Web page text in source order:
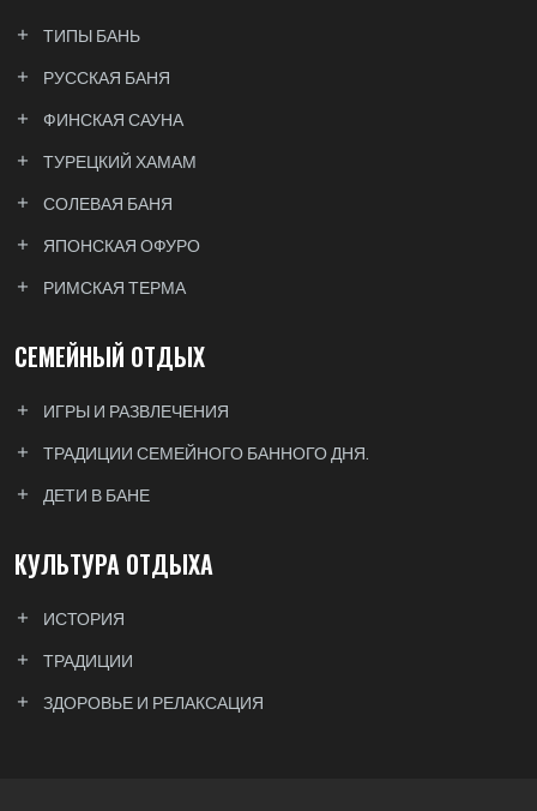
ТИПЫ БАНЬ
РУССКАЯ БАНЯ
ФИНСКАЯ САУНА
ТУРЕЦКИЙ ХАМАМ
СОЛЕВАЯ БАНЯ
ЯПОНСКАЯ ОФУРО
РИМСКАЯ ТЕРМА
СЕМЕЙНЫЙ ОТДЫХ
ИГРЫ И РАЗВЛЕЧЕНИЯ
ТРАДИЦИИ СЕМЕЙНОГО БАННОГО ДНЯ.
ДЕТИ В БАНЕ
КУЛЬТУРА ОТДЫХА
ИСТОРИЯ
ТРАДИЦИИ
ЗДОРОВЬЕ И РЕЛАКСАЦИЯ